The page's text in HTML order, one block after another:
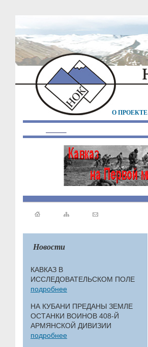
О ПРОЕКТЕ
Новости
КАВКАЗ В
ИССЛЕДОВАТЕЛЬСКОМ ПОЛЕ
подробнее
НА КУБАНИ ПРЕДАНЫ ЗЕМЛЕ
ОСТАНКИ ВОИНОВ 408-Й
АРМЯНСКОЙ ДИВИЗИИ
подробнее